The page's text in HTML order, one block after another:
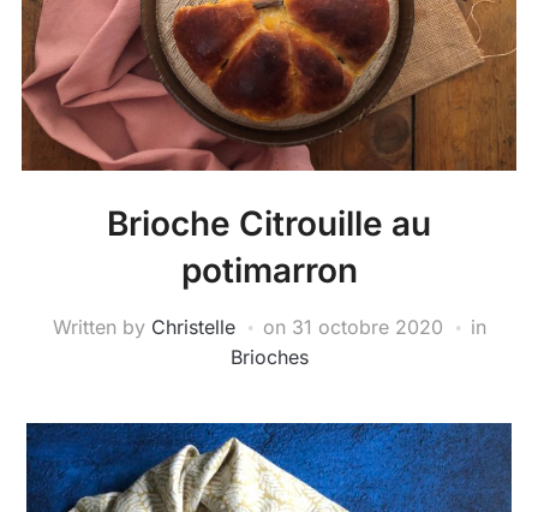
Brioche Citrouille au
potimarron
Written by Christelle on 31 octobre 2020
in
Brioches